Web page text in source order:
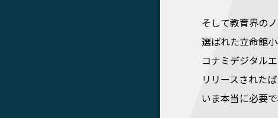
そして教育界の
選ばれた立命館
コナミデジタル
リリースされた
いま本当に必要